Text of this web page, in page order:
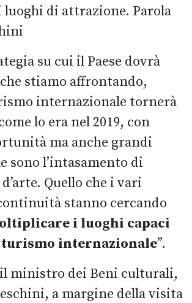
luoghi di attrazione. Parola
su cui il Paese dovrà
stiamo affrontando,
internazionale tornerà
lo era nel 2019, con
ma anche grandi
sono l’intasamento di
Quello che i vari
stanno cercando
i luoghi capaci
internazionale”.
ministro dei Beni culturali,
a margine della visita